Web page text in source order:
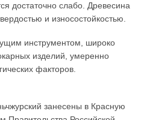
достаточно слабо. Древесина
и износостойкостью.
инструментом, широко
изделий, умеренно
факторов.
занесены в Красную